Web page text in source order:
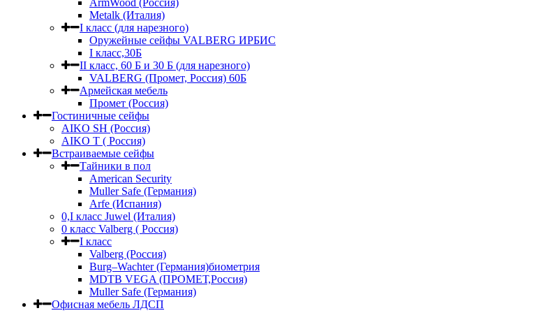
ArmWood (Россия)
Metalk (Италия)
I класс (для нарезного)
Оружейные сейфы VALBERG ИРБИС
I класс,30Б
II класс, 60 Б и 30 Б (для нарезного)
VALBERG (Промет, Россия) 60Б
Армейская мебель
Промет (Россия)
Гостиничные сейфы
AIKO SH (Россия)
AIKO Т ( Россия)
Встраиваемые сейфы
Тайники в пол
American Security
Muller Safe (Германия)
Arfe (Испания)
0,I класс Juwel (Италия)
0 класс Valberg ( Россия)
I класс
Valberg (Россия)
Burg–Wachter (Германия)биометрия
MDTB VEGA (ПРОМЕТ,Россия)
Muller Safe (Германия)
Офисная мебель ЛДСП